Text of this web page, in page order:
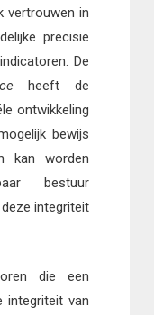
vertrouwen in
precisie
De
heeft de
ontwikkeling
bewijs
kan worden
bestuur
integriteit
die een
integriteit van